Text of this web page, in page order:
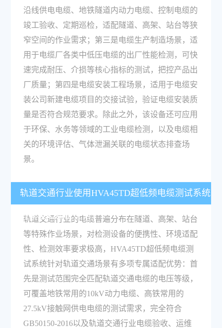
沿线供电电缆、地铁隧道内动力电缆、控制电缆的
竣工验收、定期巡检，适配隧道、高架、站台等狭
窄空间的作业需求；第三是电缆生产制造场景，适
用于电缆厂各类中低压电缆的出厂性能检测，可快
速完成耐压、介损等核心指标的测试，把控产品出
厂质量；第四是电缆安装工程场景，适用于电缆安
装公司新建电缆项目的交接试验，验证电缆安装质
量是否符合规范要求。除此之外，该设备还可应用
于环保、水务等领域的工业电缆检测，以及电缆相
关的环境评估、气体泄漏关联的电缆状态排查场
景。
轨道交通行业使用HVA45TD超低频电缆测试系统
有哪些适配性优势？
轨道交通行业的电缆普遍分布在隧道、高架、站台
等特殊作业场景，对检测设备的便携性、环境适配
性、检测效率要求极高，HVA45TD超低频电缆测
试系统针对轨道交通场景有多项专属适配优势：首
先是测试范围完全匹配轨道交通电缆的电压等级，
可覆盖地铁常用的10kV动力电缆、高铁常用的
27.5kV接触网供电电缆的测试需求，完全符合
GB50150-2016以及轨道交通行业电缆验收、运维